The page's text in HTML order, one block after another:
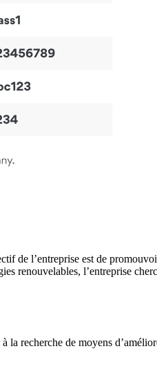
de l’entreprise est de
renouvelables, l’entreprise
recherche de moyens